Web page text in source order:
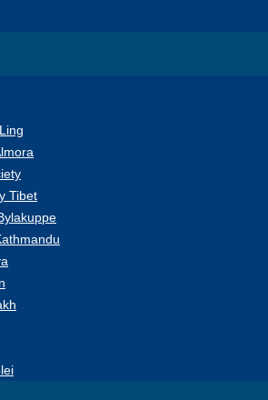
Tibet